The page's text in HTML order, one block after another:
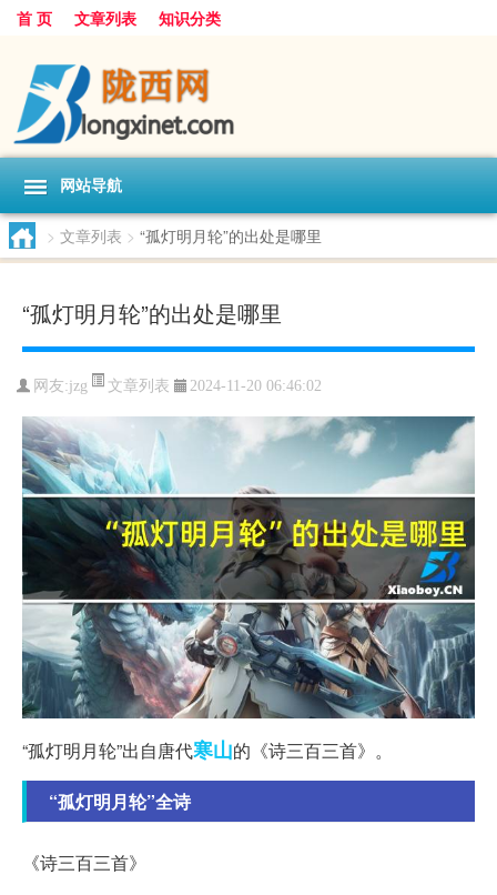
首 页 文章列表 知识分类
网站导航
> 文章列表 > “孤灯明月轮”的出处是哪里
“孤灯明月轮”的出处是哪里
网友:jzg 文章列表 2024-11-20 06:46:02
“孤灯明月轮”出自唐代寒山的《诗三百三首》。
“孤灯明月轮”全诗
《诗三百三首》